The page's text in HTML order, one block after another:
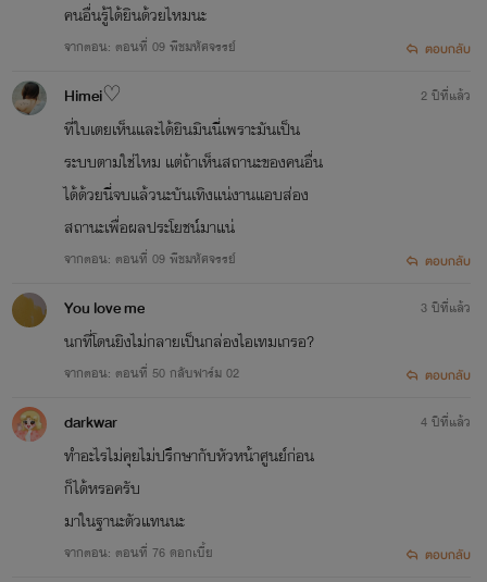
คนอื่นรู้ได้ยินด้วยไหมนะ
จากตอน: ตอนที่ 09 พืชมหัศจรรย์ ตอบกลับ
Himei♡
ที่ใบเตยเห็นและได้ยินมินนี่เพราะมันเป็น
ระบบตามใช่ไหม แต่ถ้าเห็นสถานะของคนอื่น
ได้ด้วยนี่จบแล้วนะบันเทิงแน่งานแอบส่อง
สถานะเพื่อผลประโยชน์มาแน่
จากตอน: ตอนที่ 09 พืชมหัศจรรย์
2 ปีที่แล้ว
ตอบกลับ
You love me
นกที่โดนยิงไม่กลายเป็นกล่องไอเทมเกรอ?
จากตอน: ตอนที่ 50 กลับฟาร์ม​ 02
3 ปีที่แล้ว
ตอบกลับ
darkwar
ทำอะไรไม่คุยไม่ปรึกษากับหัวหน้าศูนย์ก่อน
ก็ได้หรอครับ
มาในฐานะตัวแทนนะ
จากตอน: ตอนที่ 76 ดอกเบี้ย
4 ปีที่แล้ว
ตอบกลับ